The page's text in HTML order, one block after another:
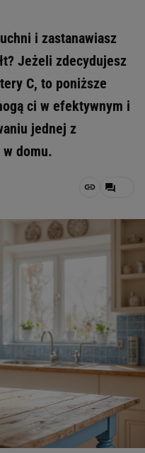
i zastanawiasz
Jeżeli zdecydujesz
C, to poniższe
ci w efektywnym i
jednej z
domu.